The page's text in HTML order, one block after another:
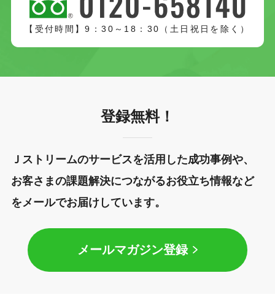
【受付時間】9：30～18：30（土日祝日を除く）
登録無料！
Ｊストリームのサービスを活用した成功事例や、
お客さまの課題解決につながるお役立ち情報など
をメールでお届けしています。
メールマガジン登録